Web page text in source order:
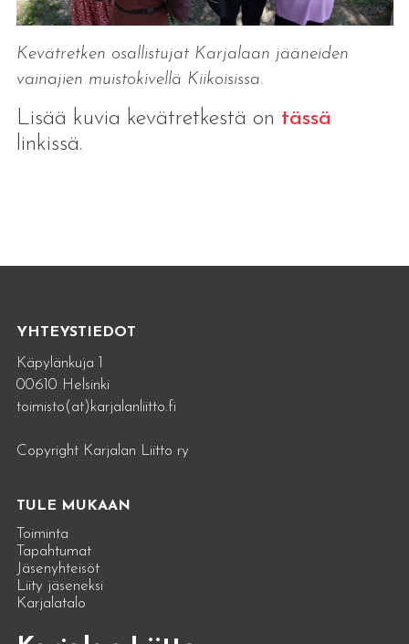
Kevätretken osallistujat Karjalaan jääneiden
vainajien muistokivellä Kiikoisissa.
Lisää kuvia kevätretkestä on tässä
linkissä.
YHTEYSTIEDOT
Käpylänkuja 1
00610 Helsinki
toimisto(at)karjalanliitto.fi
Copyright Karjalan Liitto ry
TULE MUKAAN
Toiminta
Tapahtumat
Jäsenyhteisöt
Liity jäseneksi
Karjalatalo